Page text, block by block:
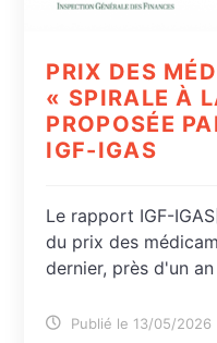
PRIX DES
« SPIRALE À
PROPOSÉE
IGF-IGAS
Le rapport IGF-
du prix des
dernier, près d'un
Publié le 13/05/2026